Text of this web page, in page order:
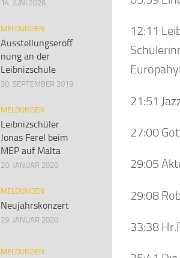
12:11
21:51
27:00
29:05
29:08
33:38
14. JUNI 2026
MELDUNGEN
Ausstellungseröff
nung an der
Leibnizschule
20. SEPTEMBER 2019
MELDUNGEN
Leibnizschüler
Jonas Ferel beim
MEP auf Malta
20. JANUAR 2020
MELDUNGEN
Neujahrskonzert
29. JANUAR 2020
MELDUNGEN